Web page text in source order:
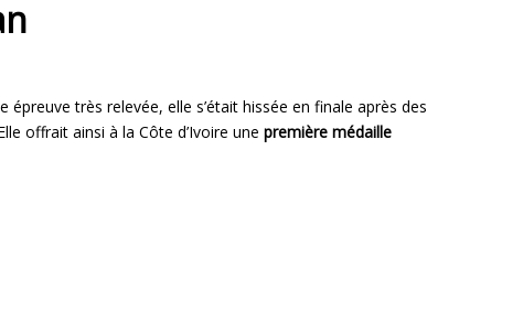
très relevée, elle s’était hissée en finale après des
offrait ainsi à la Côte d’Ivoire une première médaille